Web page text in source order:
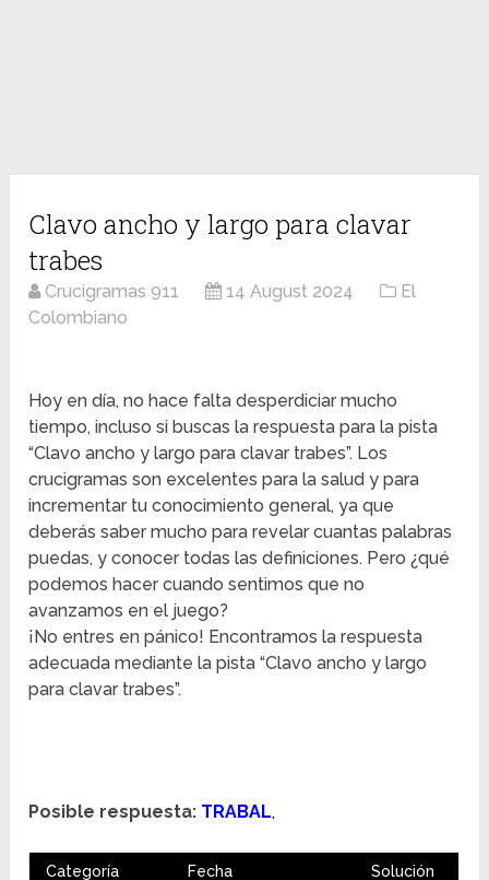
Clavo ancho y largo para clavar
trabes
Crucigramas 911 14 August 2024
El
Colombiano
Hoy en día, no hace falta desperdiciar mucho
tiempo, incluso si buscas la respuesta para la pista
“Clavo ancho y largo para clavar trabes”. Los
crucigramas son excelentes para la salud y para
incrementar tu conocimiento general, ya que
deberás saber mucho para revelar cuantas palabras
puedas, y conocer todas las definiciones. Pero ¿qué
podemos hacer cuando sentimos que no
avanzamos en el juego?
¡No entres en pánico! Encontramos la respuesta
adecuada mediante la pista “Clavo ancho y largo
para clavar trabes”.
Posible respuesta: TRABAL,
Categoría Fecha Solución